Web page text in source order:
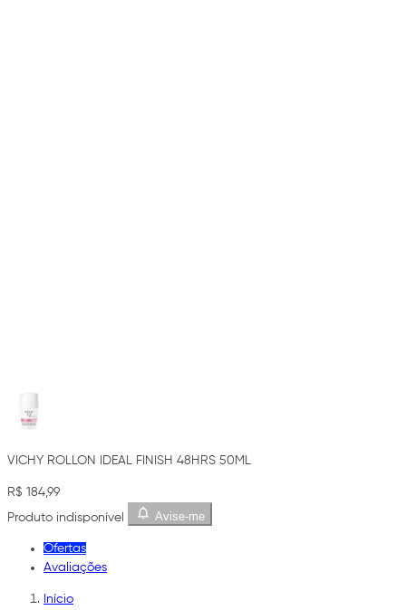
VICHY ROLLON IDEAL FINISH 48HRS 50ML
R$ 184,99
Produto indisponível
Avise-me
Ofertas
Avaliações
Início